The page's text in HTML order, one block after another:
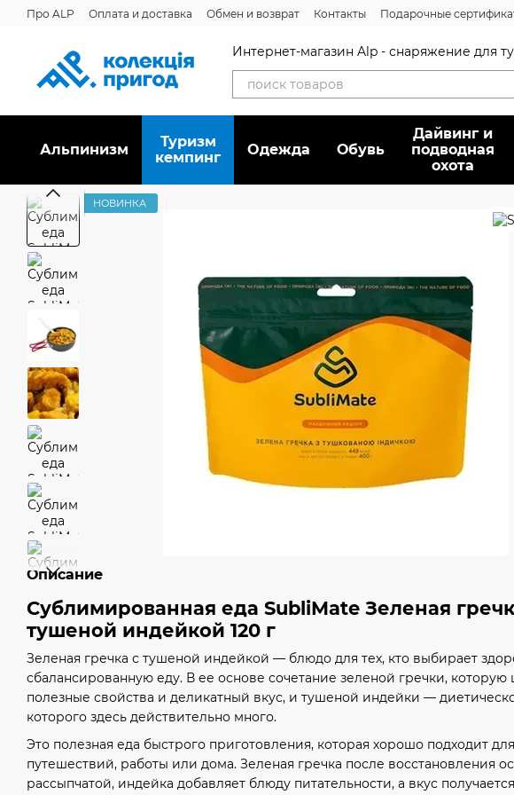
Перейти к основному контенту
Про ALP Оплата и доставка Обмен и возврат Контакты Подарочные
Интернет-магазин Alp - снаряжение для
Альпинизм
Туризм
кемпинг
Oдежда Обувь
Дайвинг и
подводная
охота
НОВИНКА
Описание
Сублимированная еда SubliMate Зеленая
тушеной индейкой 120 г
Зеленая гречка с тушеной индейкой — блюдо для тех, кто выбирает
сбалансированную еду. В ее основе сочетание зеленой гречки, которую
полезные свойства и деликатный вкус, и тушеной индейки —
которого здесь действительно много.
Это полезная еда быстрого приготовления, которая хорошо подходит для
путешествий, работы или дома. Зеленая гречка после восстановления
рассыпчатой, индейка добавляет блюду питательности, а вкус